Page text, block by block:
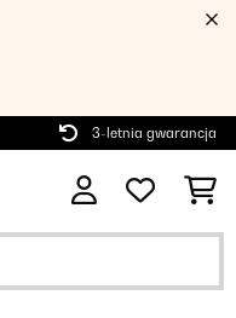
3-letnia gwarancja